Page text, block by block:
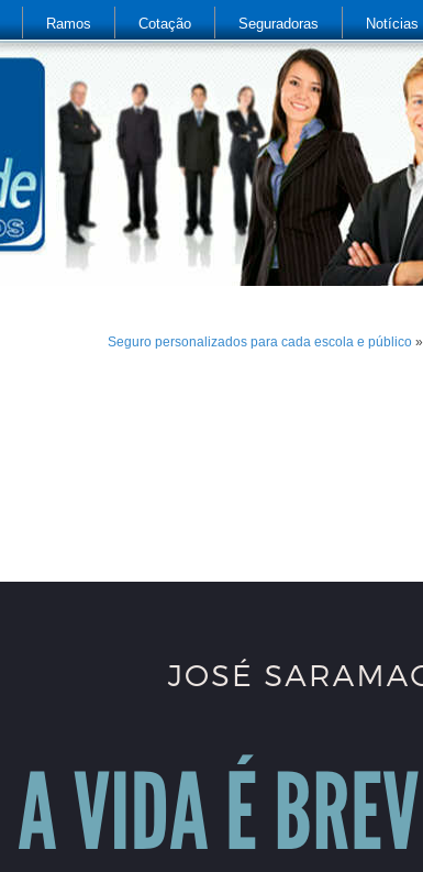
Ramos Cotação Seguradoras Notícias
Seguro personalizados para cada escola e público »